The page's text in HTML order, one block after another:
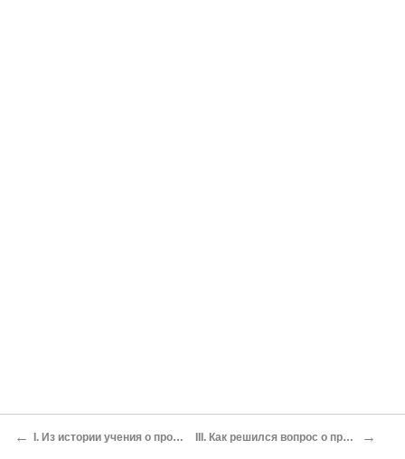
← I. Из истории учения о произвольном зарождении III. Как решился вопрос о произвольном зарождении →